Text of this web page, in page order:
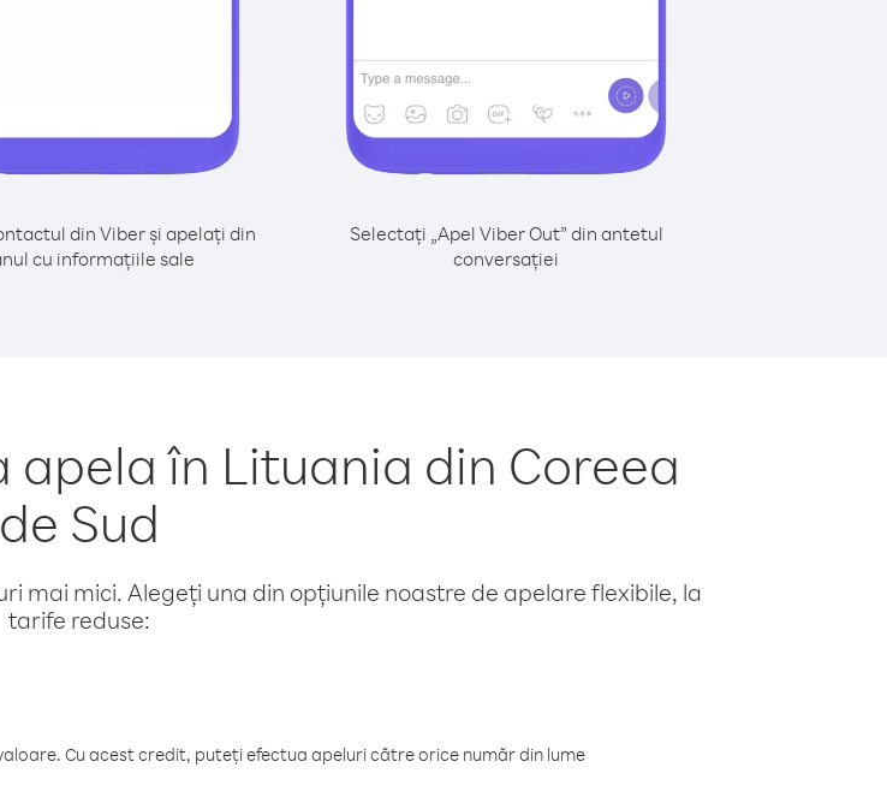
din Viber și apelați din
cu informațiile sale
Selectați „Apel Viber Out” din antetul
conversației
în Lituania din Coreea
de Sud
mai mici. Alegeți una din opțiunile noastre de apelare flexibile, la
tarife reduse:
Cu acest credit, puteți efectua apeluri către orice număr din lume